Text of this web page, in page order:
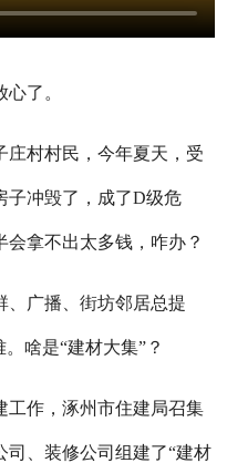
了。
村村民，今年夏天，受
子冲毁了，成了D级危
拿不出太多钱，咋办？
广播、街坊邻居总提
啥是“建材大集”？
作，涿州市住建局召集
司、装修公司组建了“建材